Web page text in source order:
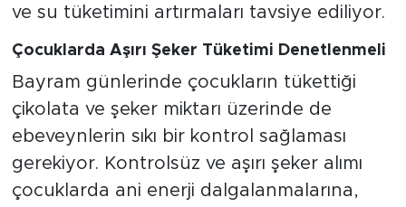
ve su tüketimini artırmaları tavsiye ediliyor.
Çocuklarda Aşırı Şeker Tüketimi Denetlenmeli
Bayram günlerinde çocukların tükettiği
çikolata ve şeker miktarı üzerinde de
ebeveynlerin sıkı bir kontrol sağlaması
gerekiyor. Kontrolsüz ve aşırı şeker alımı
çocuklarda ani enerji dalgalanmalarına,